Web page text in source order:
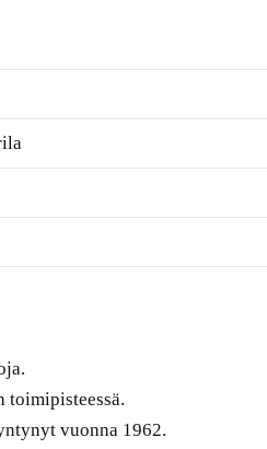
toimipisteessä.
vuonna 1962.